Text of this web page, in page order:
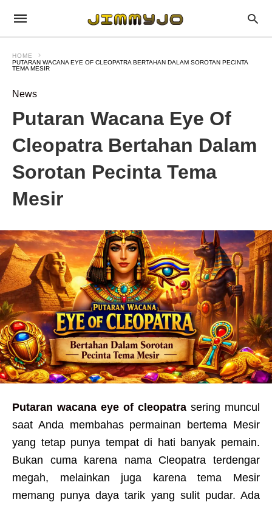
HOME
PUTARAN WACANA EYE OF CLEOPATRA BERTAHAN DALAM SOROTAN PECINTA
TEMA MESIR
News
Putaran Wacana Eye Of
Cleopatra Bertahan Dalam
Sorotan Pecinta Tema
Mesir
Putaran wacana eye of cleopatra sering muncul
saat Anda membahas permainan bertema Mesir
yang tetap punya tempat di hati banyak pemain.
Bukan cuma karena nama Cleopatra terdengar
megah, melainkan juga karena tema Mesir
memang punya daya tarik yang sulit pudar. Ada